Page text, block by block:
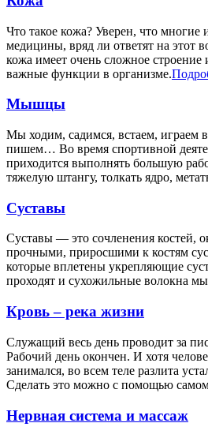
Что такое кожа? Уверен, что многие
медицины, вряд ли ответят на этот
кожа имеет очень сложное строение
важные функции в организме.
Мышцы
Мы ходим, садимся, встаем, играем
пишем… Во время спортивной
приходится выполнять большую
тяжелую штангу, толкать ядро,
Суставы
Суставы — это сочленения костей,
прочными, приросшими к костям
которые вплетены укрепляющие
проходят и сухожильные волокна
Кровь – река жизни
Служащий весь день проводит за
Рабочий день окончен. И хотя
занимался, во всем теле разлита
Сделать это можно с помощью
Нервная система и массаж